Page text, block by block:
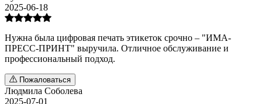
2025-06-18
Нужна была цифровая печать этикеток срочно – "ИМА-
ПРЕСС-ПРИНТ" выручила. Отличное обслуживание и
профессиональный подход.
Пожаловаться
Людмила Соболева
2025-07-01